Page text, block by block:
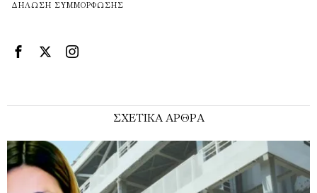
ΔΉΛΩΣΗ ΣΥΜΜΌΡΦΩΣΗΣ
ΣΧΕΤΙΚΑ ΑΡΘΡΑ